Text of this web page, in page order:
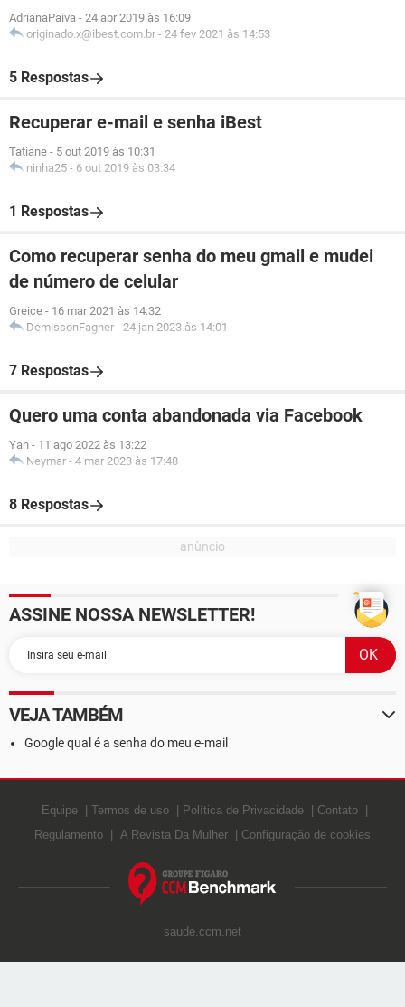
AdrianaPaiva - 24 abr 2019 às 16:09
originado.x@ibest.com.br - 24 fev 2021 às 14:53
5 Respostas
Recuperar e-mail e senha iBest
Tatiane - 5 out 2019 às 10:31
ninha25 - 6 out 2019 às 03:34
1 Respostas
Como recuperar senha do meu gmail e mudei
de número de celular
Greice - 16 mar 2021 às 14:32
DemissonFagner - 24 jan 2023 às 14:01
7 Respostas
Quero uma conta abandonada via Facebook
Yan - 11 ago 2022 às 13:22
Neymar - 4 mar 2023 às 17:48
8 Respostas
ASSINE NOSSA NEWSLETTER!
VEJA TAMBÉM
Google qual é a senha do meu e-mail
Equipe Termos de uso Política de Privacidade
Contato
Regulamento
A Revista Da Mulher Configuração de cookies
saude.ccm.net